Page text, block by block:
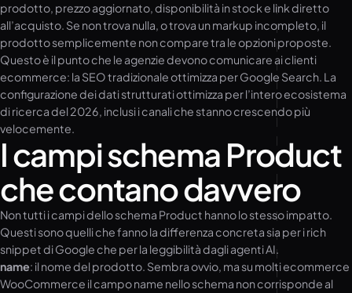
prodotto, prezzo aggiornato, disponibilità in stock e link diretto
all’acquisto. Se non trova nulla, o trova un markup incompleto, il
prodotto semplicemente non compare tra le opzioni proposte.
Questo è il punto che le agenzie devono comunicare ai clienti
ecommerce: la SEO tradizionale ottimizza per Google Search. La
configurazione dei dati strutturati ottimizza per l’intero ecosistema
di ricerca del 2026, inclusi i canali che stanno crescendo più
velocemente.
I campi schema Product
che contano davvero
Non tutti i campi dello schema Product hanno lo stesso impatto.
Questi sono quelli che fanno la differenza concreta sia per i rich
snippet di Google che per la leggibilità dagli agenti AI.
name: il nome del prodotto. Sembra ovvio, ma su molti ecommerce
WooCommerce il campo name nello schema non corrisponde al